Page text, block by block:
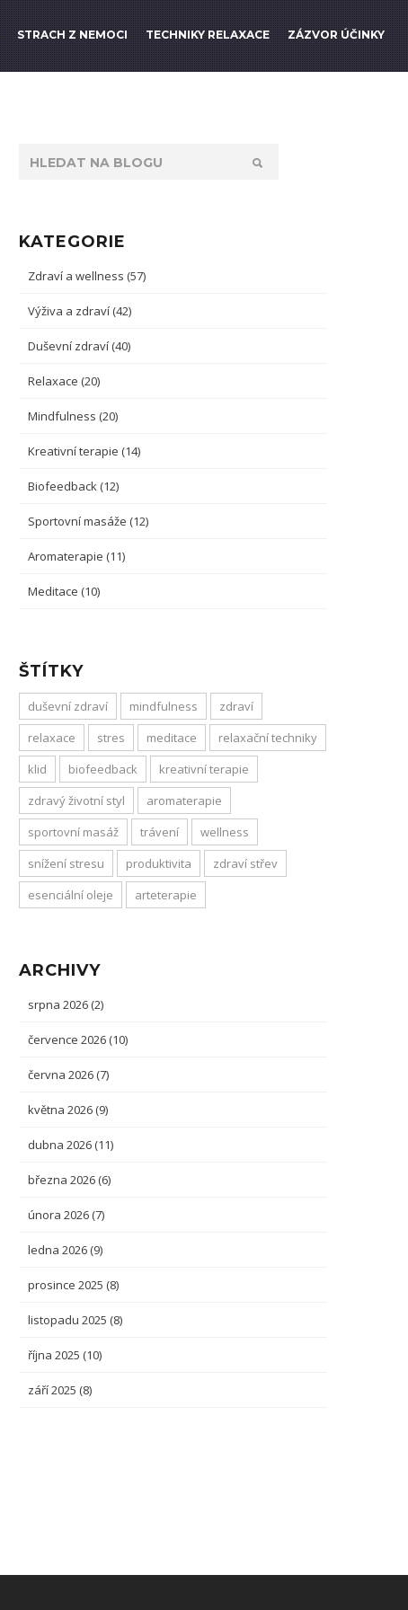
STRACH Z NEMOCI TECHNIKY RELAXACE ZÁZVOR ÚČINKY
KATEGORIE
Zdraví a wellness (57)
Výživa a zdraví (42)
Duševní zdraví (40)
Relaxace (20)
Mindfulness (20)
Kreativní terapie (14)
Biofeedback (12)
Sportovní masáže (12)
Aromaterapie (11)
Meditace (10)
ŠTÍTKY
duševní zdraví mindfulness
zdraví
relaxace
stres meditace
relaxační techniky
klid
biofeedback
kreativní terapie
zdravý životní styl
aromaterapie
sportovní masáž
trávení
wellness
snížení stresu
produktivita
zdraví střev
esenciální oleje
arteterapie
ARCHIVY
srpna 2026 (2)
července 2026 (10)
června 2026 (7)
května 2026 (9)
dubna 2026 (11)
března 2026 (6)
února 2026 (7)
ledna 2026 (9)
prosince 2025 (8)
listopadu 2025 (8)
října 2025 (10)
září 2025 (8)